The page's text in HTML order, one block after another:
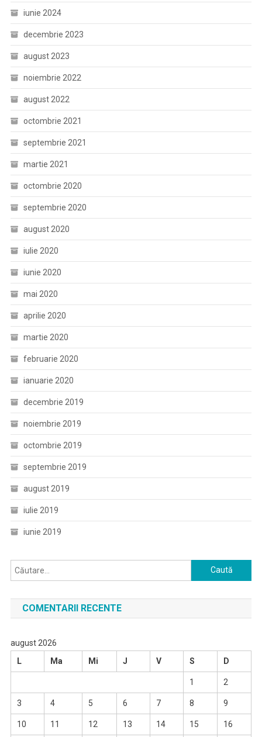
iunie 2024
decembrie 2023
august 2023
noiembrie 2022
august 2022
octombrie 2021
septembrie 2021
martie 2021
octombrie 2020
septembrie 2020
august 2020
iulie 2020
iunie 2020
mai 2020
aprilie 2020
martie 2020
februarie 2020
ianuarie 2020
decembrie 2019
noiembrie 2019
octombrie 2019
septembrie 2019
august 2019
iulie 2019
iunie 2019
Caută
după:
COMENTARII RECENTE
august 2026
L
Ma Mi J V S D
1 2
3 4 5 6 7 8 9
10 11 12 13 14 15 16